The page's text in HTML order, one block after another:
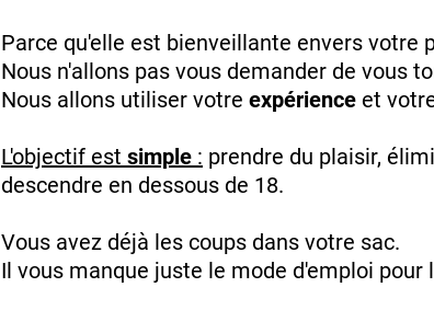
Parce qu'elle est bienveillante envers votre
Nous n'allons pas vous demander de vous
Nous allons utiliser votre expérience et
L'objectif est simple : prendre du plaisir,
descendre en dessous de 18.
Vous avez déjà les coups dans votre sac.
Il vous manque juste le mode d'emploi pour